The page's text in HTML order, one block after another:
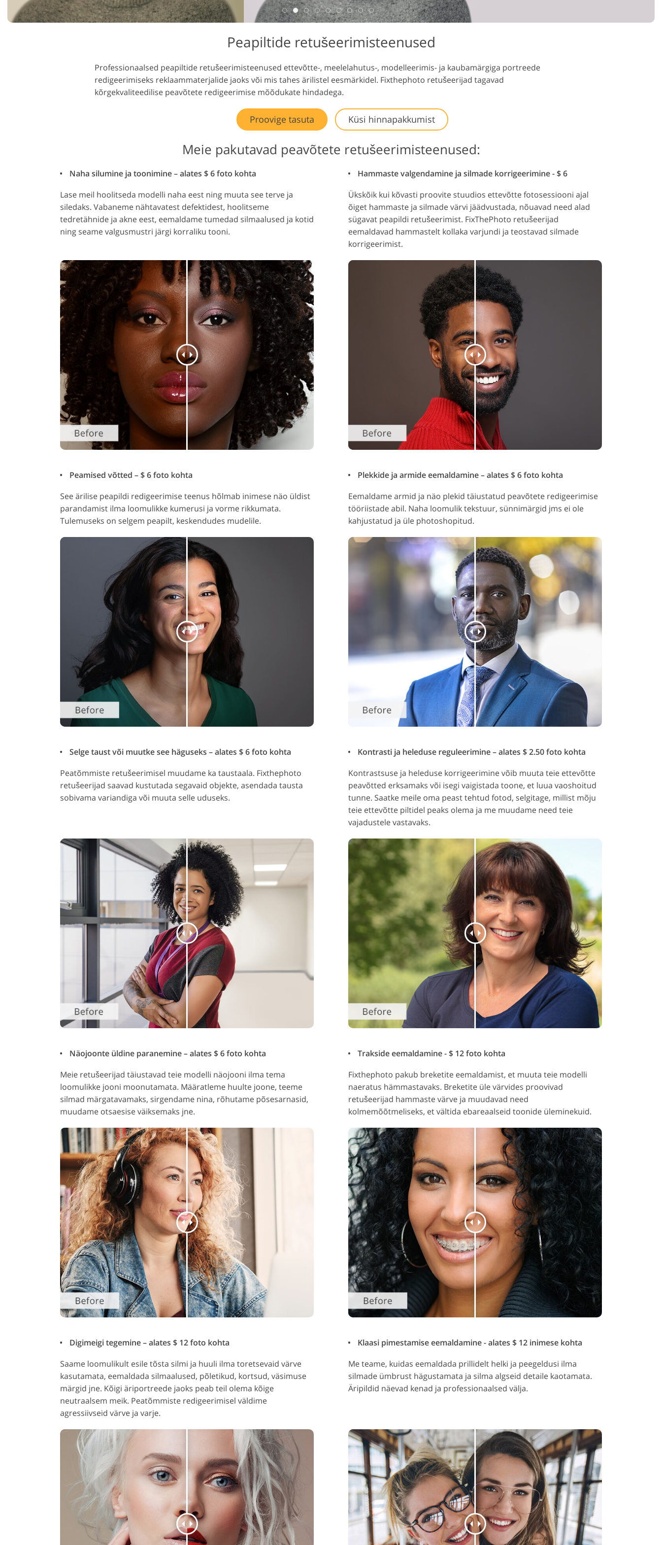
Toote fototöötlus Ehete fotode redigeerimine AI koolitusandmed
Video redigeerimise
teenused
Peapiltide retušeerimisteenused
Professionaalsed peapiltide retušeerimisteenused ettevõtte-, meelelahutus-, modelleerimis- ja kaubamärgiga portreede
redigeerimiseks reklaammaterjalide jaoks või mis tahes ärilistel eesmärkidel. Fixthephoto retušeerijad tagavad
kõrgekvaliteedilise peavõtete redigeerimise mõõdukate hindadega.
Proovige tasuta Küsi hinnapakkumist
Meie pakutavad peavõtete retušeerimisteenused:
Naha silumine ja toonimine – alates $ 6 foto kohta
Lase meil hoolitseda modelli naha eest ning muuta see terve ja
siledaks. Vabaneme nähtavatest defektidest, hoolitseme
tedretähnide ja akne eest, eemaldame tumedad silmaalused ja kotid
ning seame valgusmustri järgi korraliku tooni.
Hammaste valgendamine ja silmade korrigeerimine - $ 6
Ükskõik kui kõvasti proovite stuudios ettevõtte fotosessiooni ajal
õiget hammaste ja silmade värvi jäädvustada, nõuavad need alad
sügavat peapildi retušeerimist. FixThePhoto retušeerijad
eemaldavad hammastelt kollaka varjundi ja teostavad silmade
korrigeerimist.
Peamised võtted – $ 6 foto kohta
See ärilise peapildi redigeerimise teenus hõlmab inimese näo üldist
parandamist ilma loomulikke kumerusi ja vorme rikkumata.
Tulemuseks on selgem peapilt, keskendudes mudelile.
Plekkide ja armide eemaldamine – alates $ 6 foto kohta
Eemaldame armid ja näo plekid täiustatud peavõtete redigeerimise
tööriistade abil. Naha loomulik tekstuur, sünnimärgid jms ei ole
kahjustatud ja üle photoshopitud.
Selge taust või muutke see häguseks – alates $ 6 foto kohta
Peatõmmiste retušeerimisel muudame ka taustaala. Fixthephoto
retušeerijad saavad kustutada segavaid objekte, asendada tausta
sobivama variandiga või muuta selle uduseks.
Kontrasti ja heleduse reguleerimine – alates $ 2.50 foto kohta
Kontrastsuse ja heleduse korrigeerimine võib muuta teie ettevõtte
peavõtted erksamaks või isegi vaigistada toone, et luua vaoshoitud
tunne. Saatke meile oma peast tehtud fotod, selgitage, millist mõju
teie ettevõtte piltidel peaks olema ja me muudame need teie
vajadustele vastavaks.
Näojoonte üldine paranemine – alates $ 6 foto kohta
Meie retušeerijad täiustavad teie modelli näojooni ilma tema
loomulikke jooni moonutamata. Määratleme huulte joone, teeme
silmad märgatavamaks, sirgendame nina, rõhutame põsesarnasid,
muudame otsaesise väiksemaks jne.
Trakside eemaldamine - $ 12 foto kohta
Fixthephoto pakub breketite eemaldamist, et muuta teie modelli
naeratus hämmastavaks. Breketite üle värvides proovivad
retušeerijad hammaste värve ja muudavad need
kolmemõõtmeliseks, et vältida ebareaalseid toonide üleminekuid.
Digimeigi tegemine – alates $ 12 foto kohta
Saame loomulikult esile tõsta silmi ja huuli ilma toretsevaid värve
kasutamata, eemaldada silmaalused, põletikud, kortsud, väsimuse
märgid jne. Kõigi äriportreede jaoks peab teil olema kõige
neutraalsem meik. Peatõmmiste redigeerimisel väldime
agressiivseid värve ja varje.
Klaasi pimestamise eemaldamine - alates $ 12 inimese kohta
Me teame, kuidas eemaldada prillidelt helki ja peegeldusi ilma
silmade ümbrust hägustamata ja silma algseid detaile kaotamata.
Äripildid näevad kenad ja professionaalsed välja.